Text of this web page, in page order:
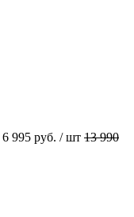
6 995 руб. / шт 13 990